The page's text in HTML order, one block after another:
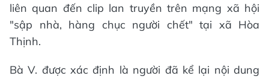
liên quan đến clip lan truyền trên mạng xã hội
"sập nhà, hàng chục người chết" tại xã Hòa
Thịnh.
Bà V. được xác định là người đã kể lại nội dung